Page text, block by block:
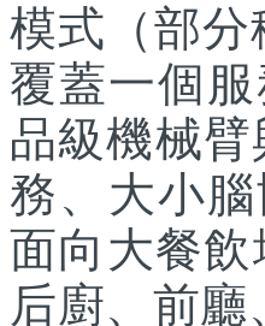
模式（部分
覆蓋一個
品級機械
務、大小
面向大餐
后廚、前